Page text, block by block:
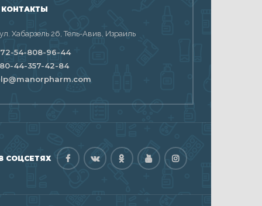
Хабарзель 26, Тель-Авив, Израиль
54-808-96-44
44-357-42-84
СОЦСЕТЯХ